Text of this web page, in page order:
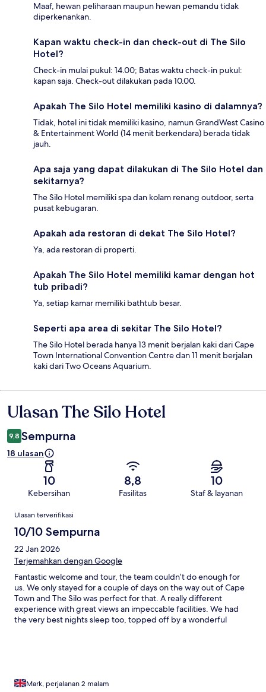
Maaf, hewan peliharaan maupun hewan pemandu tidak
diperkenankan.
Kapan waktu check-in dan check-out di The Silo
Hotel?
Check-in mulai pukul: 14.00; Batas waktu check-in pukul:
kapan saja. Check-out dilakukan pada 10.00.
Apakah The Silo Hotel memiliki kasino di dalamnya?
Tidak, hotel ini tidak memiliki kasino, namun GrandWest Casino
& Entertainment World (14 menit berkendara) berada tidak
jauh.
Apa saja yang dapat dilakukan di The Silo Hotel dan
sekitarnya?
The Silo Hotel memiliki spa dan kolam renang outdoor, serta
pusat kebugaran.
Apakah ada restoran di dekat The Silo Hotel?
Ya, ada restoran di properti.
Apakah The Silo Hotel memiliki kamar dengan hot
tub pribadi?
Ya, setiap kamar memiliki bathtub besar.
Seperti apa area di sekitar The Silo Hotel?
The Silo Hotel berada hanya 13 menit berjalan kaki dari Cape
Town International Convention Centre dan 11 menit berjalan
kaki dari Two Oceans Aquarium.
Ulasan
Ulasan The Silo Hotel
9,8 Sempurna
18 ulasan
10
Kebersihan
8,8
Fasilitas
10
Staf & layanan
Ulasan
Ulasan terverifikasi
10/10 Sempurna
22 Jan 2026
Terjemahkan dengan Google
Fantastic welcome and tour, the team couldn’t do enough for
us. We only stayed for a couple of days on the way out of Cape
Town and The Silo was perfect for that. A really different
experience with great views an impeccable facilities. We had
the very best nights sleep too, topped off by a wonderful
Mark, perjalanan 2 malam